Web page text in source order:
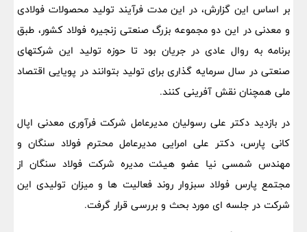
بر اساس این گزارش، در این مدت فرآیند تولید محصولات فولادی
و معدنی در این دو مجموعه بزرگ صنعتی زنجیره فولاد کشور، طبق
برنامه به روال عادی در جریان بود تا حوزه تولید این شرکتهای
صنعتی در سال سرمایه گذاری برای تولید بتوانند در پویایی اقتصاد
ملی همچنان نقش آفرینی کنند.
در بازدید دکتر علی رسولیان مدیرعامل شرکت فرآوری معدنی اپال
کانی پارس، دکتر علی امرایی مدیرعامل محترم فولاد سنگان و
مهندس شمسی نیا عضو هیئت مدیره شرکت فولاد سنگان از
مجتمع پارس فولاد سبزوار روند فعالیت ها و میزان تولیدی این
شرکت در جلسه ای مورد بحث و بررسی قرار گرفت.